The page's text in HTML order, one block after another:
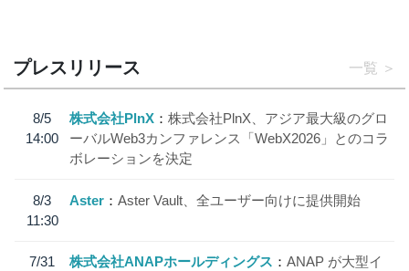
プレスリリース 一覧
8/5
14:00
株式会社PlnX
株式会社PlnX、アジア最大級のグロ
ーバルWeb3カンファレンス「WebX2026」とのコラ
ボレーションを決定
8/3
11:30
Aster Aster Vault、全ユーザー向けに提供開始
7/31
株式会社ANAPホールディングス
ANAP が大型イ